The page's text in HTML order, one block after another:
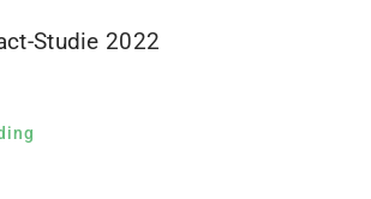
Studie 2022